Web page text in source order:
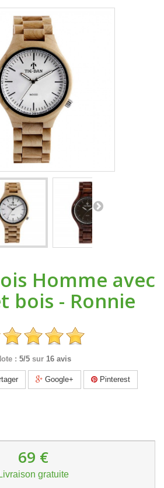
Homme avec
bois - Ronnie
: 5/5 sur 16 avis
Google+ Pinterest
69 €
Livraison gratuite